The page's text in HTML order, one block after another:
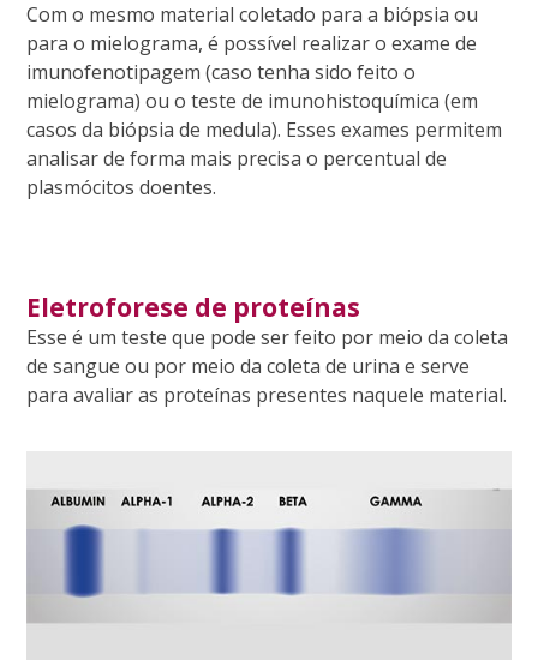
Com o mesmo material coletado para a biópsia ou
para o mielograma, é possível realizar o exame de
imunofenotipagem (caso tenha sido feito o
mielograma) ou o teste de imunohistoquímica (em
casos da biópsia de medula). Esses exames permitem
analisar de forma mais precisa o percentual de
plasmócitos doentes.
Eletroforese de proteínas
Esse é um teste que pode ser feito por meio da coleta
de sangue ou por meio da coleta de urina e serve
para avaliar as proteínas presentes naquele material.